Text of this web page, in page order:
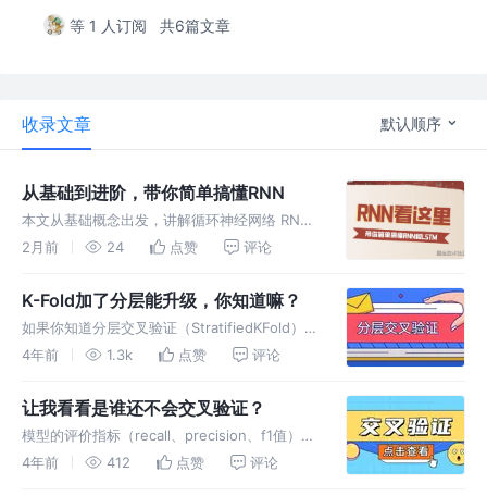
等 1 人订阅 共6篇文章
收录文章 默认顺序
从基础到进阶，带你简单搞懂RNN
本文从基础概念出发，讲解循环神经网络 RNN
的特性与适用场景，结合语义区分实例阐明
的核心结构与运行逻辑，生动对比普通 RNN 和
2月前 24 点赞 评论
K-Fold加了分层能升级，你知道嘛？
如果你知道分层交叉验证（StratifiedKFold），
你一定会被它惊到的，它比k折交叉验证
数据，来看就是了!
4年前 1.3k 点赞 评论
让我看看是谁还不会交叉验证？
模型的评价指标（recall、precision、f1值）你
记得不？🤔使用交叉验证主要是看那些指标怎么
4年前 412 点赞 评论